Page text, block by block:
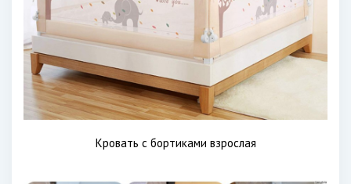
Кровать с бортиками взрослая